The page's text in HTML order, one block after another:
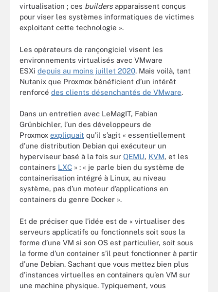
virtualisation ; ces buildersapparaissent conçus
pour viser les systèmes informatiques de victimes
exploitant cette technologie ».
Les opérateurs de rançongiciel visent les
environnements virtualisés avec VMware
ESXi depuis au moins juillet 2020. Mais voilà, tant
Nutanix que Proxmox bénéficient d’un intérêt
renforcé des clients désenchantés de VMware.
Dans un entretien avec LeMagIT, Fabian
Grünbichler, l’un des développeurs de
Proxmox expliquait qu’il s’agit « essentiellement
d’une distribution Debian qui exécuteur un
hyperviseur basé à la fois sur QEMU, KVM, et les
containers LXC » : « je parle bien du système de
containerisation intégré à Linux, au niveau
système, pas d’un moteur d’applications en
containers du genre Docker ».
Et de préciser que l’idée est de « virtualiser des
serveurs applicatifs ou fonctionnels soit sous la
forme d’une VM si son OS est particulier, soit sous
la forme d’un container s’il peut fonctionner à partir
d’une Debian. Sachant que vous mettez bien plus
d’instances virtuelles en containers qu’en VM sur
une machine physique. Typiquement, vous